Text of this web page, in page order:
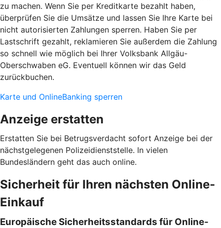
zu machen. Wenn Sie per Kreditkarte bezahlt haben,
überprüfen Sie die Umsätze und lassen Sie Ihre Karte bei
nicht autorisierten Zahlungen sperren. Haben Sie per
Lastschrift gezahlt, reklamieren Sie außerdem die Zahlung
so schnell wie möglich bei Ihrer Volksbank Allgäu-
Oberschwaben eG. Eventuell können wir das Geld
zurückbuchen.
Karte und OnlineBanking sperren
Anzeige erstatten
Erstatten Sie bei Betrugsverdacht sofort Anzeige bei der
nächstgelegenen Polizeidienststelle. In vielen
Bundesländern geht das auch online.
Sicherheit für Ihren nächsten Online-
Einkauf
Europäische Sicherheitsstandards für Online-